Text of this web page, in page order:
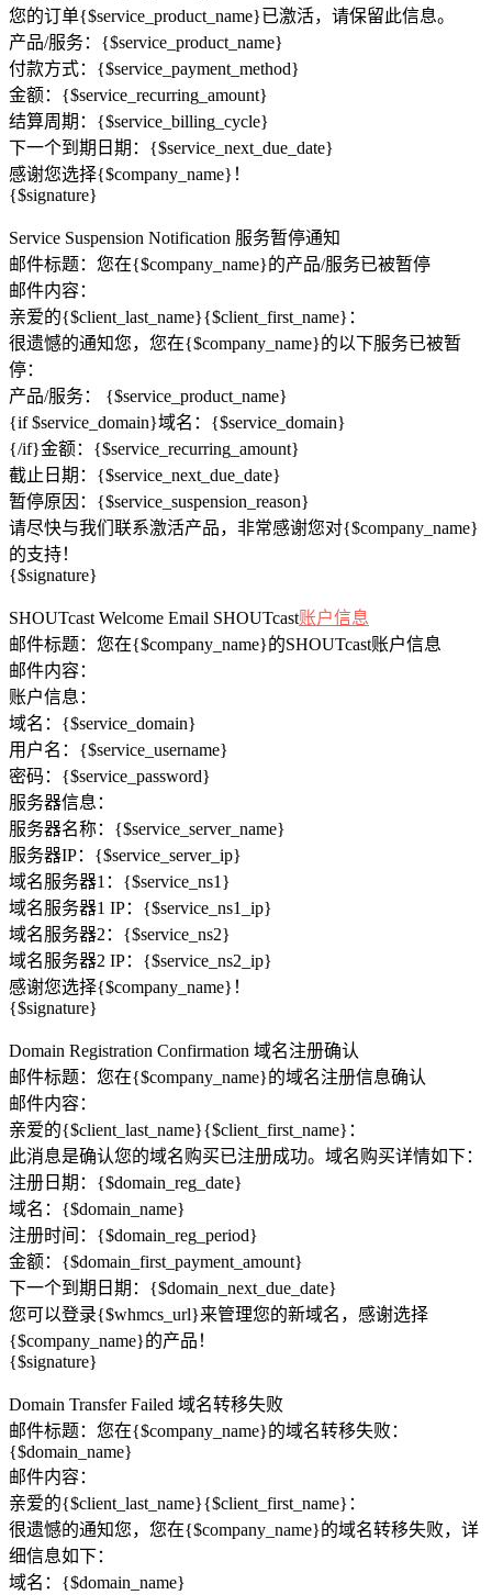
您的订单{$service_product_name}已激活，请保留此信息。
产品/服务：{$service_product_name}
付款方式：{$service_payment_method}
金额：{$service_recurring_amount}
结算周期：{$service_billing_cycle}
下一个到期日期：{$service_next_due_date}
感谢您选择{$company_name}！
{$signature}
Service Suspension Notification 服务暂停通知
邮件标题：您在{$company_name}的产品/服务已被暂停
邮件内容：
亲爱的{$client_last_name}{$client_first_name}：
很遗憾的通知您，您在{$company_name}的以下服务已被暂
停：
产品/服务： {$service_product_name}
{if $service_domain}域名：{$service_domain}
{/if}金额：{$service_recurring_amount}
截止日期：{$service_next_due_date}
暂停原因：{$service_suspension_reason}
请尽快与我们联系激活产品，非常感谢您对{$company_name}
的支持！
{$signature}
SHOUTcast Welcome Email SHOUTcast账户信息
邮件标题：您在{$company_name}的SHOUTcast账户信息
邮件内容：
账户信息：
域名：{$service_domain}
用户名：{$service_username}
密码：{$service_password}
服务器信息：
服务器名称：{$service_server_name}
服务器IP：{$service_server_ip}
域名服务器1：{$service_ns1}
域名服务器1 IP：{$service_ns1_ip}
域名服务器2：{$service_ns2}
域名服务器2 IP：{$service_ns2_ip}
感谢您选择{$company_name}！
{$signature}
Domain Registration Confirmation 域名注册确认
邮件标题：您在{$company_name}的域名注册信息确认
邮件内容：
亲爱的{$client_last_name}{$client_first_name}：
此消息是确认您的域名购买已注册成功。域名购买详情如下：
注册日期：{$domain_reg_date}
域名：{$domain_name}
注册时间：{$domain_reg_period}
金额：{$domain_first_payment_amount}
下一个到期日期：{$domain_next_due_date}
您可以登录{$whmcs_url}来管理您的新域名，感谢选择
{$company_name}的产品！
{$signature}
Domain Transfer Failed 域名转移失败
邮件标题：您在{$company_name}的域名转移失败：
{$domain_name}
邮件内容：
亲爱的{$client_last_name}{$client_first_name}：
很遗憾的通知您，您在{$company_name}的域名转移失败，详
细信息如下：
域名：{$domain_name}